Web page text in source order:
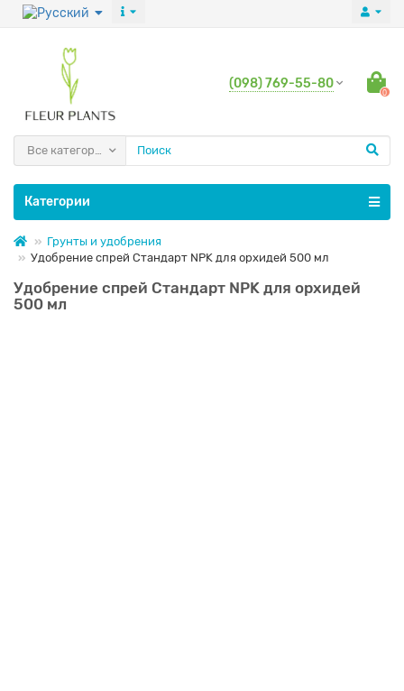
(098) 769-55-80
0
Все категории
Категории
Грунты и удобрения
Удобрение спрей Стандарт NPK для орхидей 500 мл
Удобрение спрей Стандарт NPK для орхидей
500 мл